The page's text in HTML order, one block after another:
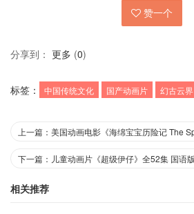
赞一个
分享到： 更多 (0)
标签： 中国传统文化 国产动画片 幻古云界
相关推荐